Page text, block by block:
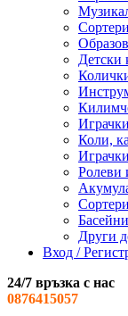
Детски
Коли,
Ролеви
Други
Вход /
24/7 връзка с нас
0876415057